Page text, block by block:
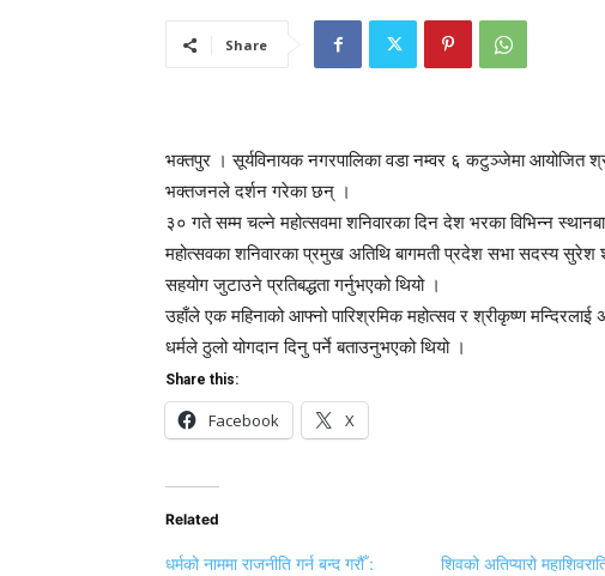
Share
भक्तपुर । सूर्यविनायक नगरपालिका वडा नम्वर ६ कटुञ्जेमा आयोजित
भक्तजनले दर्शन गरेका छन् ।
३० गते सम्म चल्ने महोत्सवमा शनिवारका दिन देश भरका विभिन्न
महोत्सवका शनिवारका प्रमुख अतिथि बागमती प्रदेश सभा सदस्य सुरेश
सहयोग जुटाउने प्रतिबद्धता गर्नुभएको थियो ।
उहाँले एक महिनाको आफ्नो पारिश्रमिक महोत्सव र श्रीकृष्ण
धर्मले ठुलो योगदान दिनु पर्ने बताउनुभएको थियो ।
Share this:
Facebook X
Related
धर्मको नाममा राजनीति गर्न बन्द गरौँ :
शिवको अतिप्यारो